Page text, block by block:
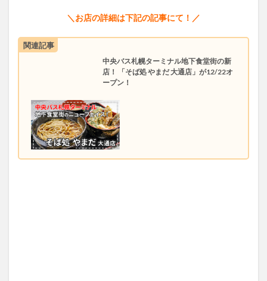
＼お店の詳細は下記の記事にて！／
関連記事
中央バス札幌ターミナル地下食堂街の新
店！ 「そば処 やまだ 大通店」が12/22オ
ープン！